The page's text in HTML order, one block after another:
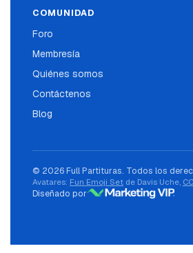
COMUNIDAD
Foro
Membresía
Quiénes somos
Contáctenos
Blog
© 2026 Full Partituras. Todos los
Avatares: Fun Emoji Set de Davis Uche,
Diseñado por